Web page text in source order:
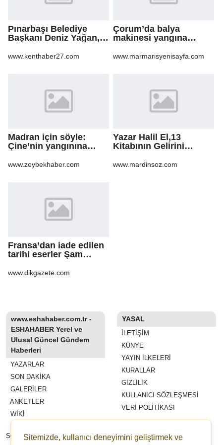
Pınarbaşı Belediye
Başkanı Deniz Yağan,
www.kenthaber27.com
Çorum’da balya
makinesi yangına
anız küle döndü
www.marmarisyenisayfa.com
Madran için söyle:
Çine’nin yangınına
www.zeybekhaber.com
Yazar Halil El,13
Kitabının Gelirini
www.mardinsoz.com
Fransa’dan iade edilen
tarihi eserler Şam
www.dikgazete.com
www.eshahaber.com.tr -
ESHAHABER Yerel ve
Ulusal Güncel Gündem
Haberleri
YAZARLAR
SON DAKİKA
GALERİLER
ANKETLER
WİKİ
SÖZLEŞMESI
YASAL
İLETIŞIM
KÜNYE
YAYIN İLKELERI
KURALLAR
GIZLILIK
KULLANICI SÖZLEŞMESI
VERI POLITIKASI
Sitemizde, kullanıcı deneyimini geliştirmek ve